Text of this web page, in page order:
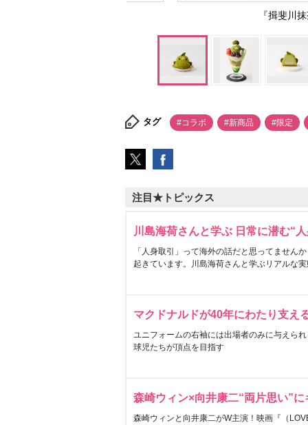
『揖斐川
タグ #コラボ #新商品 #限定
注目★トピックス
川島海荷さんと学ぶ 日常に潜む“
「人身取引」って海外の話だと思ってません
起きています。川島海荷さんと学ぶリアルな
マクドナルドが40年にわたり支え
ユニフォームの右袖には出場者のみに与えら
球児たちが頂点を目指す
森崎ウィン×向井康二“両片思い”
森崎ウィンと向井康二がW主演！映画『（